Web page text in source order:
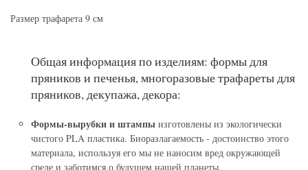
Размер трафарета 9 см
Общая информация по изделиям: формы для
пряников и печенья, многоразовые трафареты для
пряников, декупажа, декора:
Формы-вырубки и штампы изготовлены из экологически
чистого PLA пластика. Биоразлагаемость - достоинство этого
материала, используя его мы не наносим вред окружающей
среде и заботимся о будущем нашей планеты.